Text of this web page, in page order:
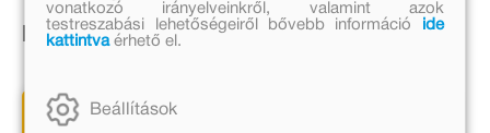
Ezek is érdekelhetnek!
vonatkozó irányelveinkről, valamint azok
testreszabási lehetőségeiről bővebb információ
ide
kattintvaérhető el.
Beállítások